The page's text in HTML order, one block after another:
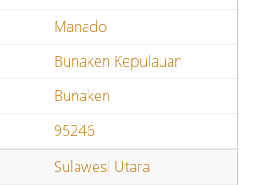
Manado
Bunaken Kepulauan
Bunaken
95246
Sulawesi Utara